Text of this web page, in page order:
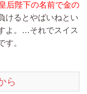
后陛下の名前で金の
けるとやばいねとい
よ。…それでスイス
す。
ら